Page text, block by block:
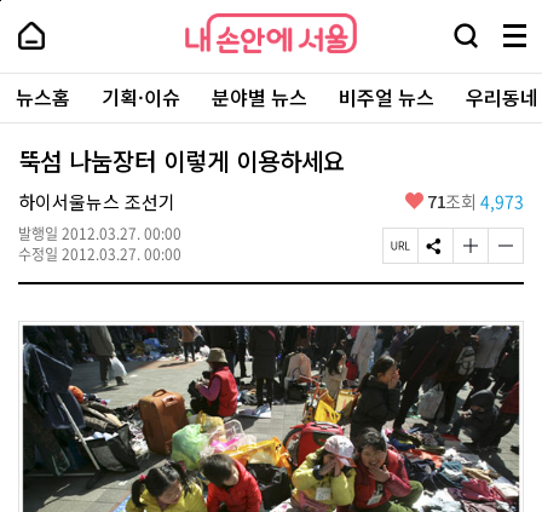
본
로
가
내
손
안
에
서
울
-
서
울
시
대
표
소
포
털
내
손
에
울
검
창
열
기
메
뉴
전
체
보
주
요
서
뉴스홈 기획·이슈 분야별 뉴스 비주얼 뉴스 우리동
뚝섬 나눔장터 이렇게 이용하세요
하이서울뉴스 조선기
발행일 2012.03.27. 00:00
수정일 2012.03.27. 00:00
좋
요
71조회 4,973
페
이
U
R
L
복
사
S
N
공
유
기
글
자
기
크
게
변
경
하
기
글
자
기
작
게
변
경
하
기
페
상
단
로